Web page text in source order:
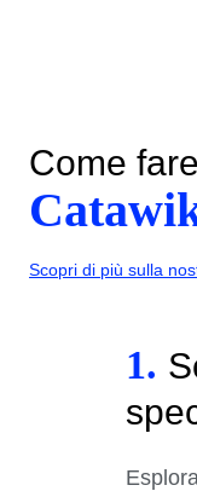
Come
Scopri di più sulla
1.